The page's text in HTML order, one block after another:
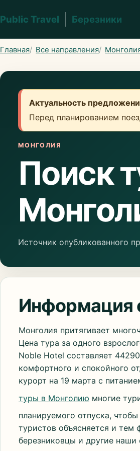
Public Travel Березники
Главная Все направления
Актуальность
Перед планированием
МОНГОЛИЯ
Поиск
Источник опубликованного
Информация
Монголия притягивает
Цена тура за одного
Noble Hotel составляет
комфортного и спокойного
курорт на 19 марта с
туры в Монголию многие
планируемого отпуска,
туристов объясняется и тем
березниковцы и другие наши